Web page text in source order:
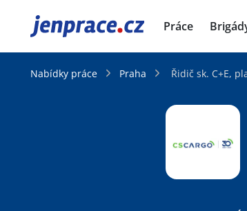
JenPráce.cz Práce
Nabídky práce Praha Řidič sk. C+E,